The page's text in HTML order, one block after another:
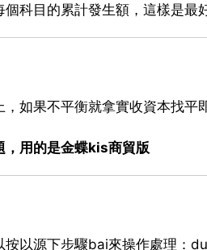
科目的累計發生額，這樣是最
如果不平衡就拿實收資本找平
，用的是金蝶kis商貿版
按以源下步驟bai來操作處理：